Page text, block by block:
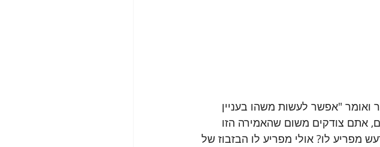
"אפשר לעשות משהו בעניין
אתם צודקים משום שהאמירה הזו
מפריע לו? אולי מפריע לו הבזבוז של